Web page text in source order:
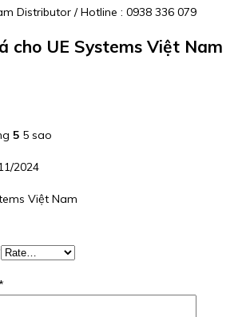
Distributor / Hotline : 0938 336 079
cho UE Systems Việt Nam
5 5 sao
2024
Việt Nam